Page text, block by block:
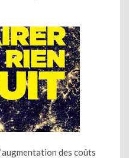
des coûts